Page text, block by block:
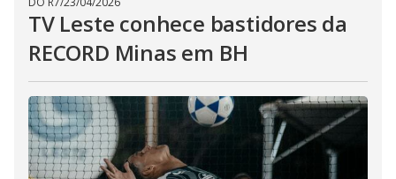
TV Leste conhece bastidores da
RECORD Minas em BH